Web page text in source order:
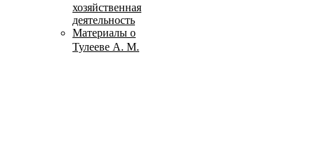
хозяйственная
деятельность
Материалы о
Тулееве А. М.